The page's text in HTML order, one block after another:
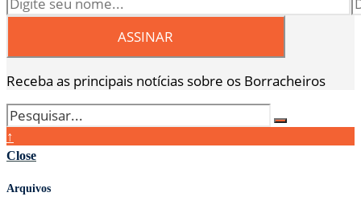
Receba as principais notícias sobre os Borracheiros
↑
Close
Arquivos